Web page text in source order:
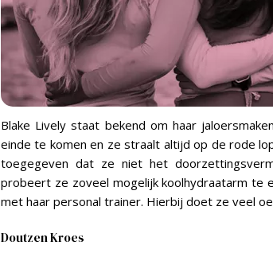
Blake Lively staat bekend om haar
einde te komen en ze straalt altijd op de rode
toegegeven dat ze niet het
probeert ze zoveel mogelijk koolhydraatarm te
met haar personal trainer. Hierbij doet ze veel
Doutzen Kroes